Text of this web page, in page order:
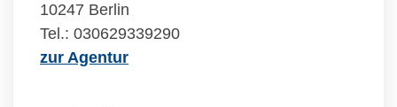
10247 Berlin
Tel.: 030629339290
zur Agentur